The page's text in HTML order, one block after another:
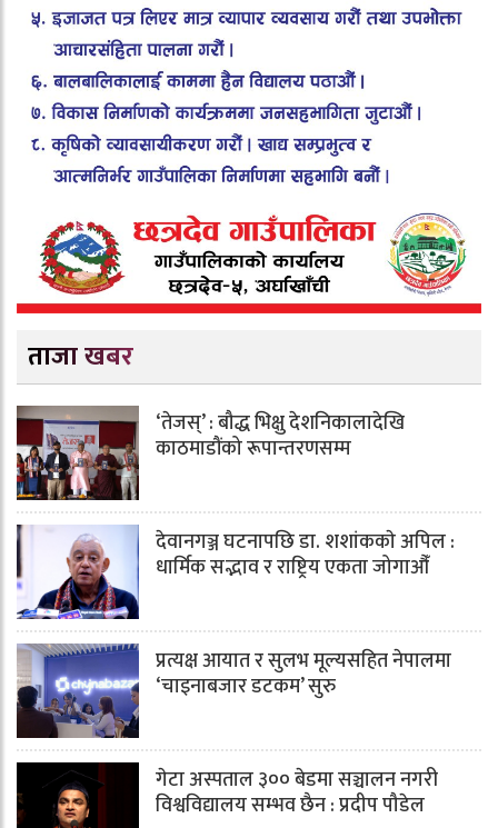
ताजा खबर
‘तेजस्’ : बौद्ध भिक्षु देशनिकालादेखि
काठमाडौंको रूपान्तरणसम्म
देवानगञ्ज घटनापछि डा. शशांककाे अपिल :
धार्मिक सद्भाव र राष्ट्रिय एकता जोगाऔँ
प्रत्यक्ष आयात र सुलभ मूल्यसहित नेपालमा
‘चाइनाबजार डटकम’ सुरु
गेटा अस्पताल ३०० बेडमा सञ्चालन नगरी
विश्वविद्यालय सम्भव छैन : प्रदीप पौडेल